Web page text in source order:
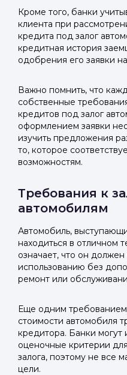
Кроме того, банки
клиента при
кредита под залог
кредитная история
одобрения его заявки
Важно помнить, что
собственные
кредитов под залог
оформлением заявки
изучить предложения
то, которое
возможностям.
Требования к
автомобилям
Автомобиль,
находиться в отличном
означает, что он
использованию без
ремонт или
Еще одним требованием
стоимости автомобиля
кредитора. Банки
оценочные критерии
залога, поэтому не все
цели.